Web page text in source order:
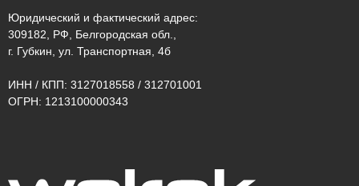
Юридический и фактический адрес:
309182, РФ, Белгородская обл.,
г. Губкин, ул. Транспортная, 4б
ИНН / КПП: 3127018558 / 312701001
ОГРН: 1213100000343